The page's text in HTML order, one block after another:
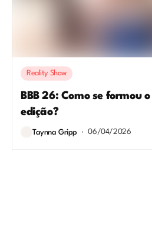
Reality Show
BBB 26: Como se formou
edição?
Taynna Gripp 06/04/2026